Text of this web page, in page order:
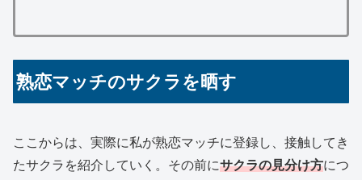
熟恋マッチのサクラを晒す
ここからは、実際に私が熟恋マッチに登録し、接触してき
たサクラを紹介していく。その前にサクラの見分け方につ